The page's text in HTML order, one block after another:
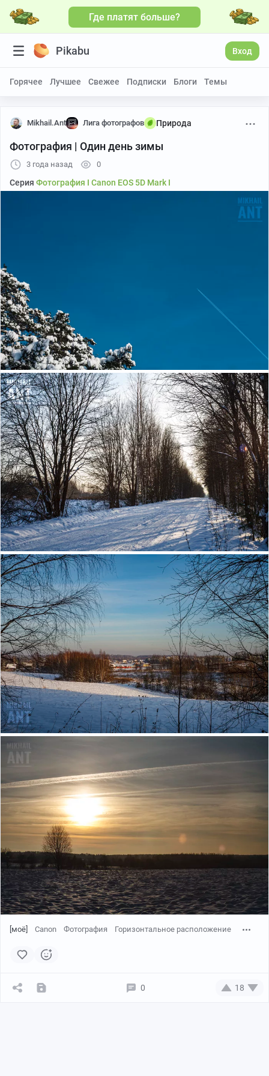
Где платят больше?
Pikabu Вход
Горячее Лучшее Свежее Подписки Блоги Темы
Mikhail.Ant Лига фотографов Природа
Фотография | Один день зимы
3 года назад 0
Серия Фотография I Canon EOS 5D Mark I
[моё] Canon Фотография Горизонтальное расположение
0 18